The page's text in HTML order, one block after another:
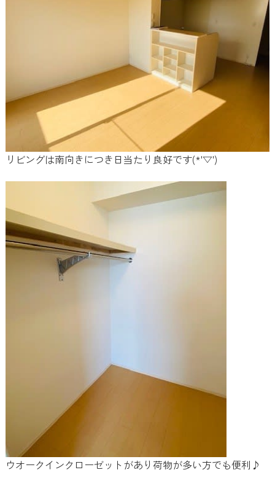
リビングは南向きにつき日当たり良好です(*'▽')
ウオークインクローゼットがあり荷物が多い方でも便利♪